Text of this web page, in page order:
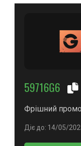
59716G6
Фрішний
Діє до: 14/05/